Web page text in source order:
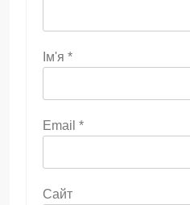
Ім'я *
Email *
Сайт